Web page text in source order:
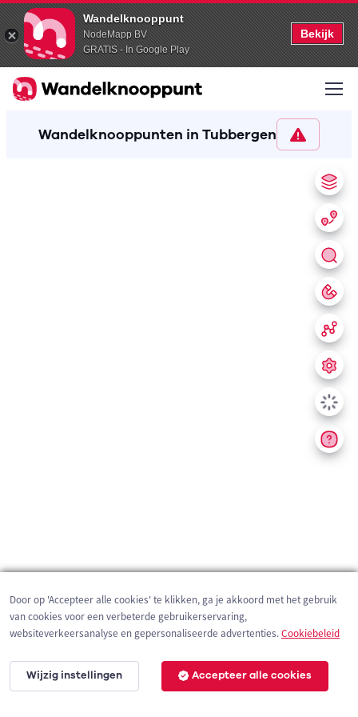
Wandelknooppunt
NodeMapp BV
GRATIS - In Google Play
Bekijk
Wandelknooppunten in Tubbergen
3 km
Door op 'Accepteer alle cookies' te klikken, ga je akkoord met het gebruik
van cookies voor een verbeterde gebruikerservaring,
websiteverkeersanalyse en gepersonaliseerde advertenties.Cookiebeleid
Wijzig instellingen Accepteer alle cookies